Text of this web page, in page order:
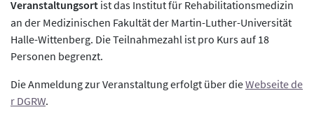
Veranstaltungsort ist das Institut für Rehabilitationsmedizin
an der Medizinischen Fakultät der Martin-Luther-Universität
Halle-Wittenberg. Die Teilnahmezahl ist pro Kurs auf 18
Personen begrenzt.
Die Anmeldung zur Veranstaltung erfolgt über dieWebseite de
r DGRW.